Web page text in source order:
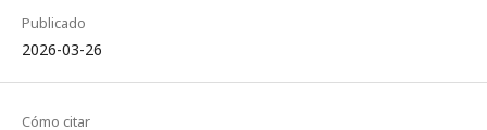
Publicado
2026-03-26
Cómo citar